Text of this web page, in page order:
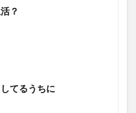
？
てるうちに